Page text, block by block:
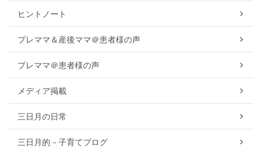
ヒントノート
プレママ＆産後ママ＠患者様の声
プレママ＠患者様の声
メディア掲載
三日月の日常
三日月的－子育てブログ